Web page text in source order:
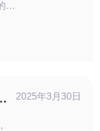
功
2025年3月30日